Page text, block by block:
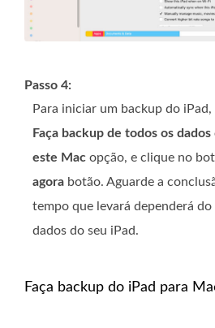
Passo 4:
Para iniciar um backup do iPad,
Faça backup de todos os
este Mac opção, e clique no
agora botão. Aguarde a
tempo que levará dependerá
dados do seu iPad.
Faça backup do iPad para